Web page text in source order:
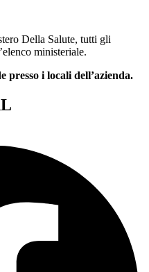
Della Salute, tutti gli
ministeriale.
presso i locali dell’azienda.